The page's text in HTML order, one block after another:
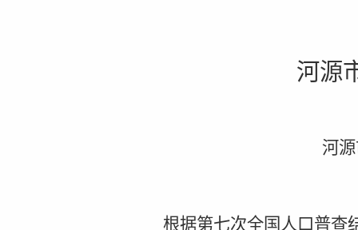
河源
河
根据第七次全国人口普查